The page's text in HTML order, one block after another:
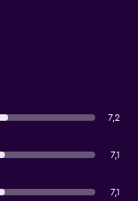
7,2
7,1
7,1